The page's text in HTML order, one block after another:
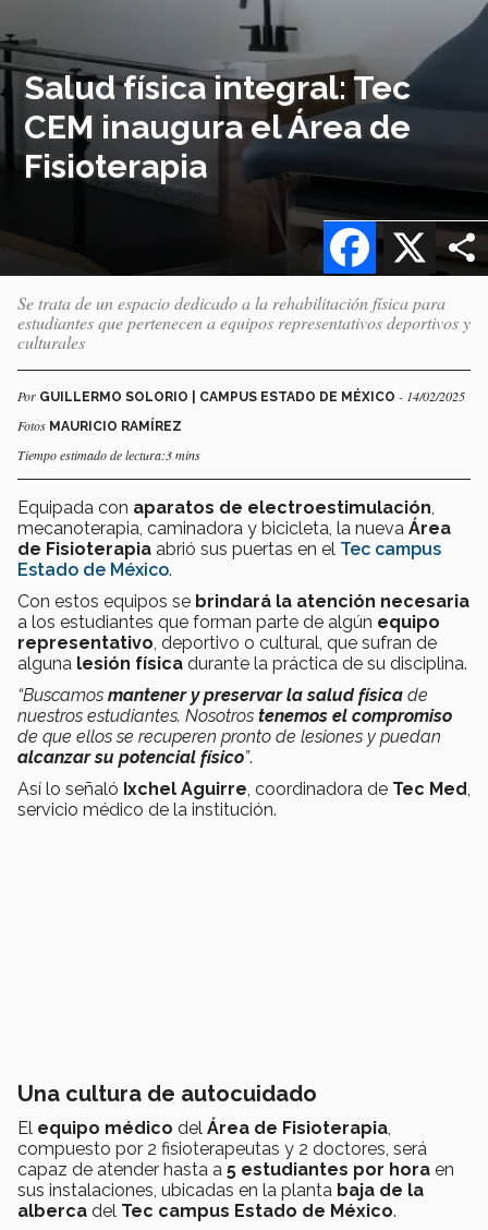
Salud física integral: Tec
CEM inaugura el Área de
Fisioterapia
X
Facebook
Se trata de un espacio dedicado a la rehabilitación física para
estudiantes que pertenecen a equipos representativos deportivos y
culturales
Por GUILLERMO SOLORIO | CAMPUS ESTADO DE MÉXICO - 14/02/2025
Fotos MAURICIO RAMÍREZ
Tiempo estimado de lectura:3 mins
Equipada con aparatos de electroestimulación
mecanoterapia, caminadora y bicicleta, la nueva Área
de Fisioterapia abrió sus puertas en el Tec campus
Estado de México.
Con estos equipos se brindará la atención necesaria
a los estudiantes que forman parte de algún equipo
representativo , deportivo o cultural, que sufran de
alguna lesión física durante la práctica de su disciplina.
“Buscamos mantener y preservar la salud física de
nuestros estudiantes. Nosotros tenemos el compromiso
de que ellos se recuperen pronto de lesiones y puedan
alcanzar su potencial físico”.
Así lo señaló Ixchel Aguirre , coordinadora de Tec Med
servicio médico de la institución.
Una cultura de autocuidado
El equipo médico del Área de Fisioterapia
compuesto por 2 fisioterapeutas y 2 doctores, será
capaz de atender hasta a 5 estudiantes por hora en
sus instalaciones, ubicadas en la planta baja de la
alberca del Tec campus Estado de México.